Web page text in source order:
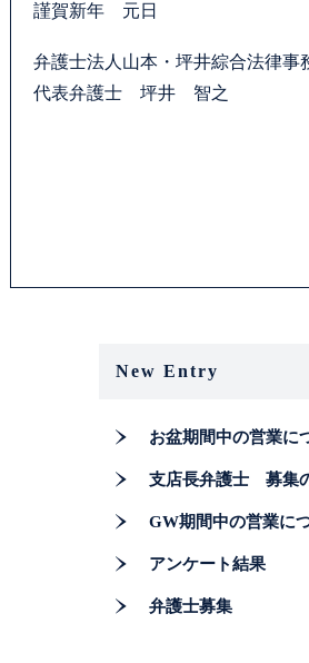
謹賀新年 元日
弁護士法人山本・坪井綜合法律
代表弁護士 坪井 智之
New Entry
お盆期間中の営業に
支店長弁護士 募集
GW期間中の営業に
アンケート結果
弁護士募集